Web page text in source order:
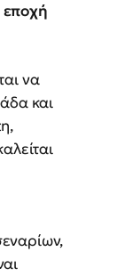
να
και